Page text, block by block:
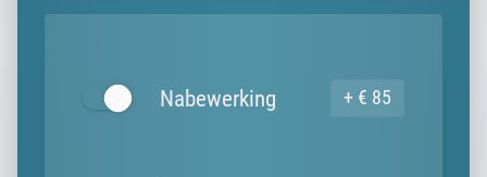
+ € 85
Nabewerking